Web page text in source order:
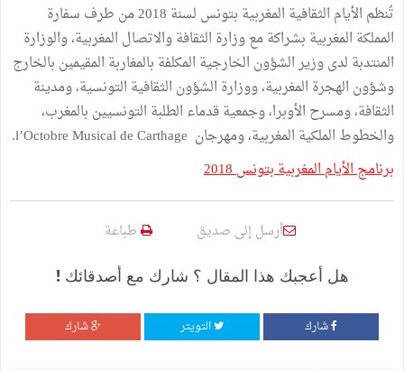
تُنظم الأيام الثقافية المغربية بتونس لسنة 2018 من طرف سفارة
المملكة المغربية بشراكة مع وزارة الثقافة والاتصال المغربية، والوزارة
المنتدبة لدى وزير الشؤون الخارجية المكلفة بالمغاربة المقيمين بالخارج
وشؤون الهجرة المغربية، ووزارة الشؤون الثقافية التونسية، ومدينة
الثقافة، ومسرح الأوبرا، وجمعية قدماء الطلبة التونسيين بالمغرب،
والخطوط الملكية المغربية، ومهرجان l’Octobre Musical de Carthage.
برنامج الأيام المغربية بتونس 2018
أرسل إلى صديق طباعة
هل أعجبك هذا المقال ؟ شارك مع أصدقائك !
شارك التويتر شارك